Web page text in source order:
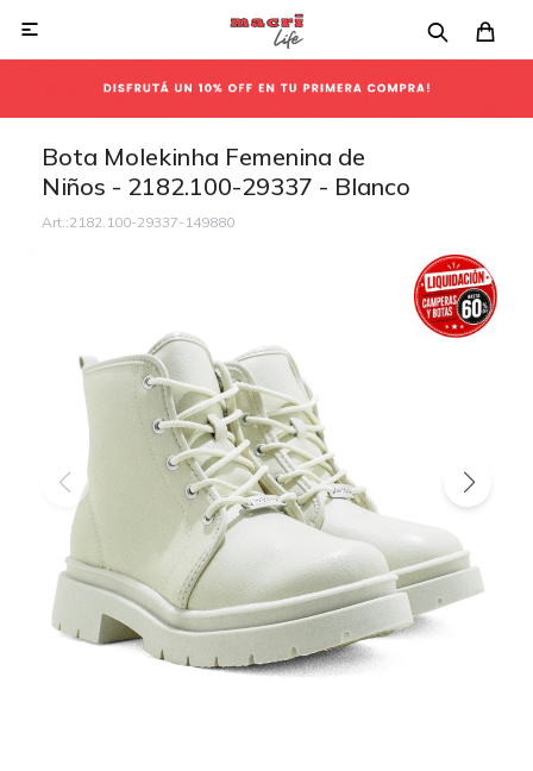

Bota Molekinha Femenina de
Niños - 2182.100-29337 - Blanco
2182.100-29337-149880